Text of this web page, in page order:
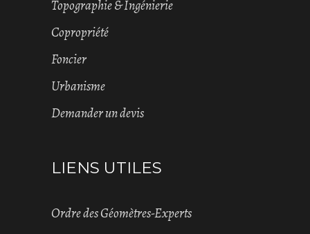
Topographie & Ingénierie
Copropriété
Foncier
Urbanisme
Demander un devis
LIENS UTILES
Ordre des Géomètres-Experts